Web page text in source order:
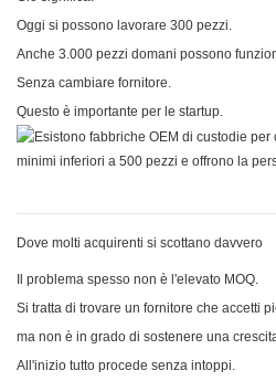
Oggi si possono lavorare 300 pezzi.
Anche 3.000 pezzi domani possono
Senza cambiare fornitore.
Questo è importante per le startup.
Dove molti acquirenti si scottano davvero
Il problema spesso non è l'elevato MOQ.
Si tratta di trovare un fornitore che accetti
ma non è in grado di sostenere una
All'inizio tutto procede senza intoppi.